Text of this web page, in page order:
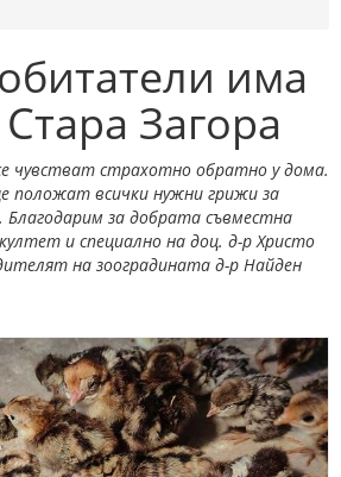
има
Загора
чувстват страхотно обратно у дома.
всички нужни грижи за
за добрата съвместна
и специално на доц. д-р Христо
на зооградината д-р Найден